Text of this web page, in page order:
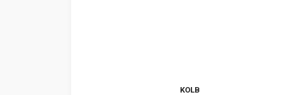
KOLB